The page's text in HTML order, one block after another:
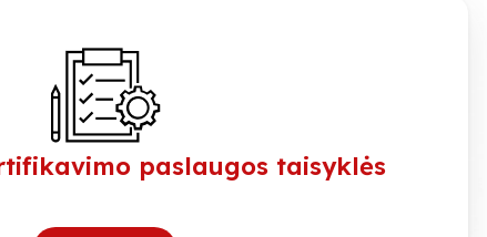
paslaugos taisyklės